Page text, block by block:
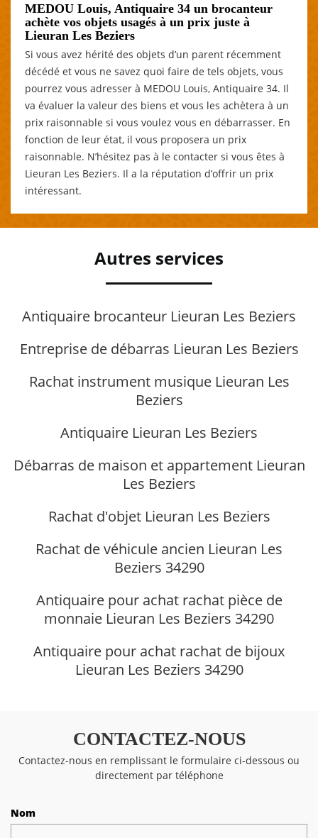
MEDOU Louis, Antiquaire 34 un brocanteur
achète vos objets usagés à un prix juste à
Lieuran Les Beziers
Si vous avez hérité des objets d’un parent récemment
décédé et vous ne savez quoi faire de tels objets, vous
pourrez vous adresser à MEDOU Louis, Antiquaire 34. Il
va évaluer la valeur des biens et vous les achètera à un
prix raisonnable si vous voulez vous en débarrasser. En
fonction de leur état, il vous proposera un prix
raisonnable. N’hésitez pas à le contacter si vous êtes à
Lieuran Les Beziers. Il a la réputation d’offrir un prix
intéressant.
Autres services
Antiquaire brocanteur Lieuran Les Beziers
Entreprise de débarras Lieuran Les Beziers
Rachat instrument musique Lieuran Les
Beziers
Antiquaire Lieuran Les Beziers
Débarras de maison et appartement Lieuran
Les Beziers
Rachat d'objet Lieuran Les Beziers
Rachat de véhicule ancien Lieuran Les
Beziers 34290
Antiquaire pour achat rachat pièce de
monnaie Lieuran Les Beziers 34290
Antiquaire pour achat rachat de bijoux
Lieuran Les Beziers 34290
CONTACTEZ-NOUS
Contactez-nous en remplissant le formulaire ci-dessous ou
directement par téléphone
Nom